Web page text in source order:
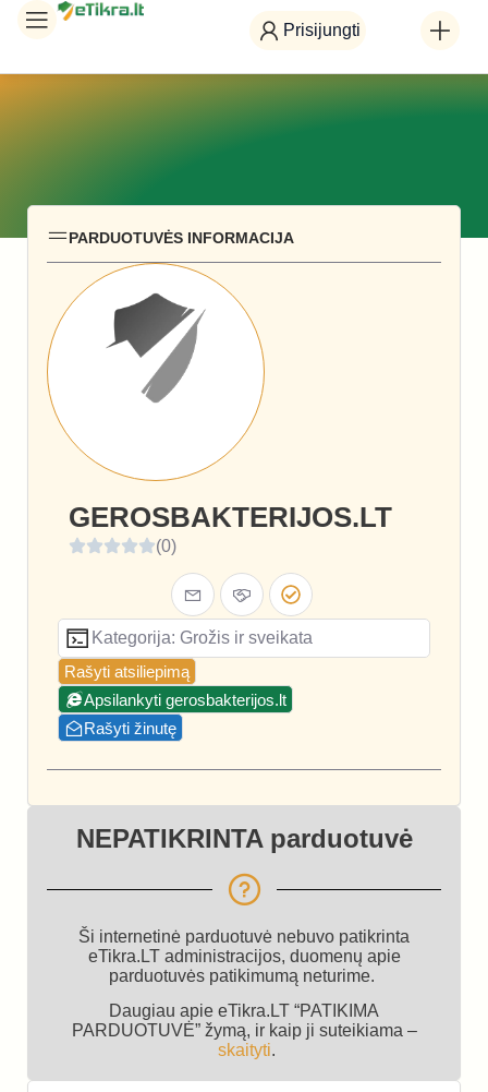
Prisijungti
PARDUOTUVĖS INFORMACIJA
GEROSBAKTERIJOS.LT
(0)
Kategorija: Grožis ir sveikata
Rašyti atsiliepimą
Apsilankyti gerosbakterijos.lt
Rašyti žinutę
NEPATIKRINTA parduotuvė
Ši internetinė parduotuvė nebuvo patikrinta
eTikra.LT administracijos, duomenų apie
parduotuvės patikimumą neturime.
Daugiau apie eTikra.LT “PATIKIMA
PARDUOTUVĖ” žymą, ir kaip ji suteikiama –
skaityti.